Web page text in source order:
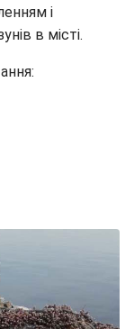
і
в місті.